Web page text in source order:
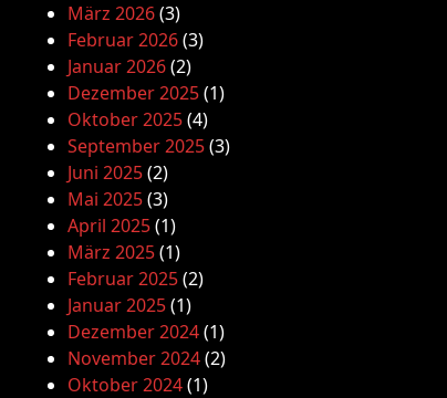
März 2026(3)
Februar 2026(3)
Januar 2026(2)
Dezember 2025(1)
Oktober 2025(4)
September 2025(3)
Juni 2025(2)
Mai 2025(3)
April 2025(1)
März 2025(1)
Februar 2025(2)
Januar 2025(1)
Dezember 2024(1)
November 2024(2)
Oktober 2024(1)